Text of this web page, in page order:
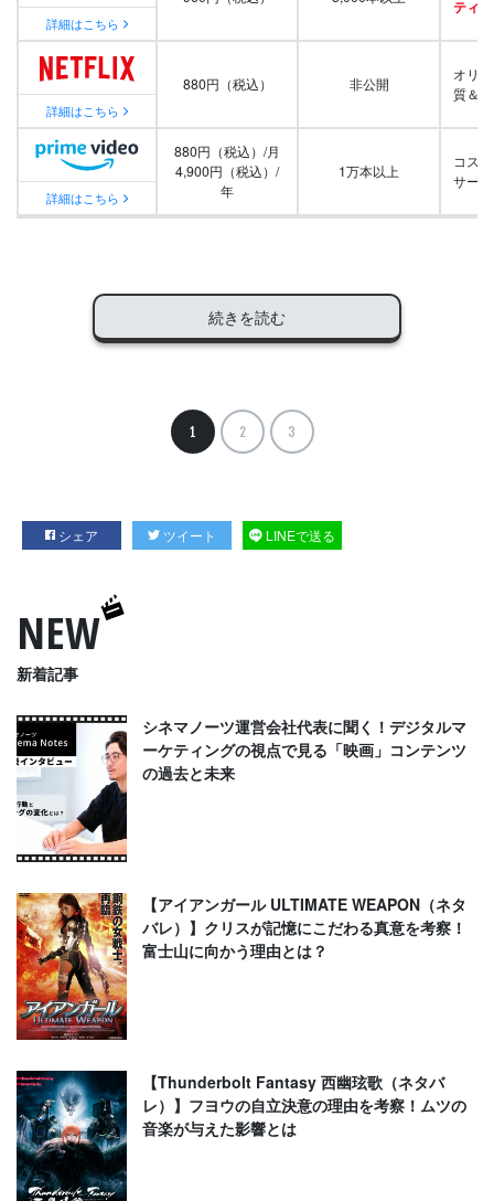
詳細はこちら
ティ
詳細はこちら
880円（税込） 非公開
オリ
質＆
詳細はこちら
880円（税込）/月
4,900円（税込）/
年
1万本以上
コス
サー
続きを読む
1 2 3
シェア ツイート LINEで送る
NEW
新着記事
シネマノーツ運営会社代表に聞く！デジタルマ
ーケティングの視点で見る「映画」コンテンツ
の過去と未来
【アイアンガール ULTIMATE WEAPON（ネタ
バレ）】クリスが記憶にこだわる真意を考察！
富士山に向かう理由とは？
【Thunderbolt Fantasy 西幽玹歌（ネタバ
レ）】フヨウの自立決意の理由を考察！ムツの
音楽が与えた影響とは